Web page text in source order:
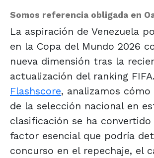
Somos referencia obligada en
La aspiración de Venezuela
en la Copa del Mundo 2026
nueva dimensión tras la
actualización del ranking
Flashscore, analizamos
de la selección nacional en
clasificación se ha convertido
factor esencial que podría
concurso en el repechaje, el